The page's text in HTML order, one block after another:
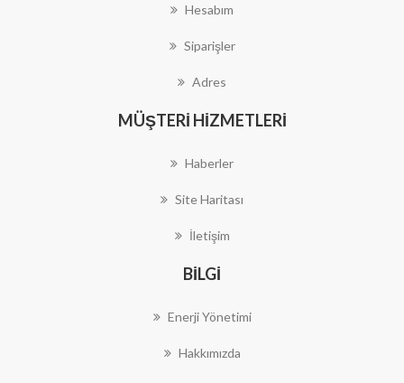
Hesabım
Siparişler
Adres
MÜŞTERI HIZMETLERI
Haberler
Site Haritası
İletişim
BILGI
Enerji Yönetimi
Hakkımızda